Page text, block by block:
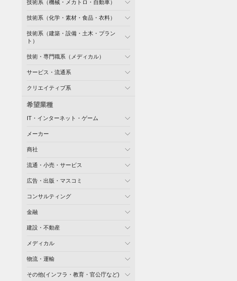
技術系（機械・メカトロ・自動車）
技術系（化学・素材・食品・衣料）
技術系（建築・設備・土木・プラン
ト）
技術・専門職系（メディカル）
サービス・流通系
クリエイティブ系
希望業種
IT・インターネット・ゲーム
メーカー
商社
流通・小売・サービス
広告・出版・マスコミ
コンサルティング
金融
建設・不動産
メディカル
物流・運輸
その他(インフラ・教育・官公庁など)